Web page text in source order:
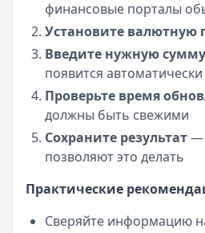
Турбозайм— Займ
Сумма: до30 000₽
Срок до:21дней
Рейтинг:4.6(14 отзывов)
— Займ
Сумма: до
30 000₽
Срок до:
Рейтинг:4.8
Срочноденьги— Займ
Сумма: до15 000₽
Рейтинг:4.6
финансовые порталы
Установите валютную
Введите нужную сумму
появится автоматически
Проверьте время
должны быть свежими
Сохраните результат—
позволяют это делать
Практические
Сверяйте информацию